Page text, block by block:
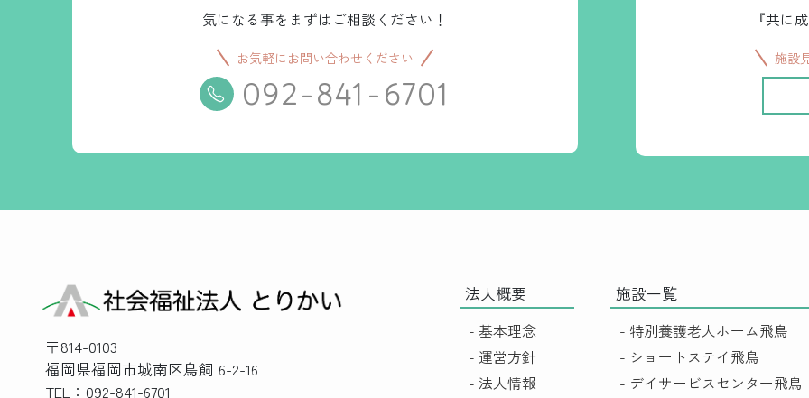
気になる事をまずはご相談ください！
お気軽にお問い合わせください
092-841-6701
『共に
施設
〒814-0103
福岡県福岡市城南区鳥飼 6-2-16
TEL：092-841-6701
法人概要
- 基本理念
- 運営方針
- 法人情報
施設一覧
- 特別養護老人ホーム飛鳥
- ショートステイ飛鳥
- デイサービスセンター飛鳥